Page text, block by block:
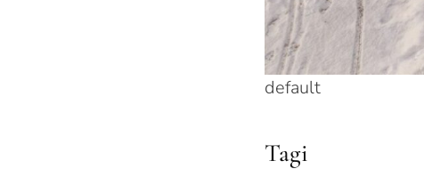
default
Tagi